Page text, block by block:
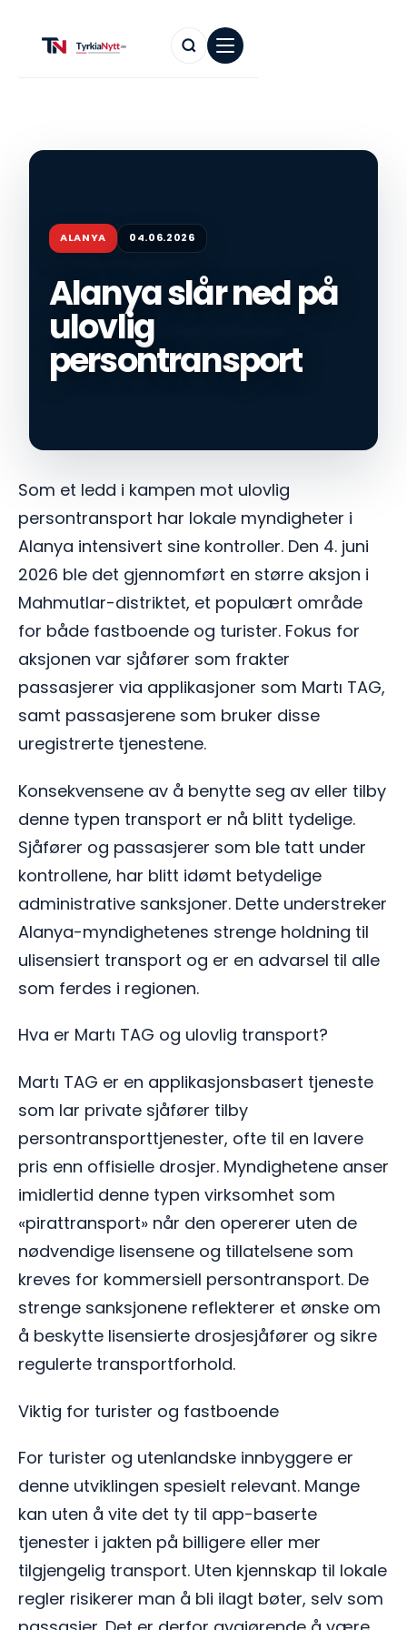
ALANYA 04.06.2026
Alanya slår ned på
ulovlig
persontransport
Som et ledd i kampen mot ulovlig
persontransport har lokale myndigheter i
Alanya intensivert sine kontroller. Den 4. juni
2026 ble det gjennomført en større aksjon i
Mahmutlar-distriktet, et populært område
for både fastboende og turister. Fokus for
aksjonen var sjåfører som frakter
passasjerer via applikasjoner som Martı TAG,
samt passasjerene som bruker disse
uregistrerte tjenestene.
Konsekvensene av å benytte seg av eller tilby
denne typen transport er nå blitt tydelige.
Sjåfører og passasjerer som ble tatt under
kontrollene, har blitt idømt betydelige
administrative sanksjoner. Dette understreker
Alanya-myndighetenes strenge holdning til
ulisensiert transport og er en advarsel til alle
som ferdes i regionen.
Hva er Martı TAG og ulovlig transport?
Martı TAG er en applikasjonsbasert tjeneste
som lar private sjåfører tilby
persontransporttjenester, ofte til en lavere
pris enn offisielle drosjer. Myndighetene anser
imidlertid denne typen virksomhet som
«pirattransport» når den opererer uten de
nødvendige lisensene og tillatelsene som
kreves for kommersiell persontransport. De
strenge sanksjonene reflekterer et ønske om
å beskytte lisensierte drosjesjåfører og sikre
regulerte transportforhold.
Viktig for turister og fastboende
For turister og utenlandske innbyggere er
denne utviklingen spesielt relevant. Mange
kan uten å vite det ty til app-baserte
tjenester i jakten på billigere eller mer
tilgjengelig transport. Uten kjennskap til lokale
regler risikerer man å bli ilagt bøter, selv som